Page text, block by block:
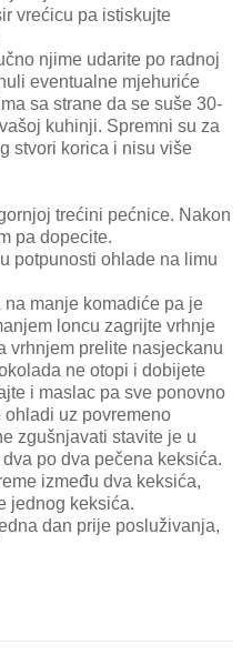
vrećicu pa istiskujte
njime udarite po radnoj
eventualne mjehuriće
sa strane da se suše 30-
kuhinji. Spremni su za
stvori korica i nisu više
trećini pećnice. Nakon
pa dopecite.
potpunosti ohlade na limu
manje komadiće pa je
loncu zagrijte vrhnje
vrhnjem prelite nasjeckanu
ne otopi i dobijete
i maslac pa sve ponovno
uz povremeno
zgušnjavati stavite je u
po dva pečena keksića.
između dva keksića,
jednog keksića.
dan prije posluživanja,